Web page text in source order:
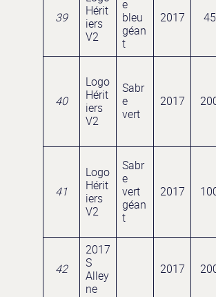
39
Hérit
iers
V2
e
bleu
géan
t
2017 45
40
Logo
Hérit
iers
V2
Sabr
e
vert
2017
41
Logo
Hérit
iers
V2
Sabr
e
vert
géan
t
2017
42
2017
S
Alley
ne
2017